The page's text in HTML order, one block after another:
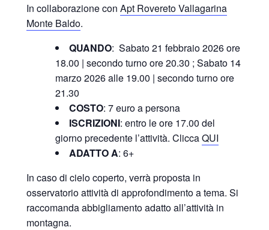
In collaborazione con Apt Rovereto Vallagarina
Monte Baldo.
QUANDO: Sabato 21 febbraio 2026 ore
18.00 | secondo turno ore 20.30 ; Sabato 14
marzo 2026 alle 19.00 | secondo turno ore
21.30
COSTO: 7 euro a persona
ISCRIZIONI: entro le ore 17.00 del
giorno precedente l’attività. CliccaQUI
ADATTO A: 6+
In caso di cielo coperto, verrà proposta in
osservatorio attività di approfondimento a tema. Si
raccomanda abbigliamento adatto all’attività in
montagna.